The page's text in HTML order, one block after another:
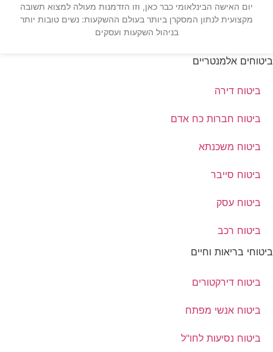
יום האישה הבינלאומי כבר כאן, וזו הזדמנות מעולה למצוא תשובה
מקצועית לנתון המסקרן ביותר בעולם ההשקעות: נשים טובות יותר
בניהול השקעות ועסקים
ביטוחים אלמנטריים
ביטוח דירה
ביטוח חברות כח אדם
ביטוח משכנתא
ביטוח סייבר
ביטוח עסק
ביטוח רכב
ביטוחי בריאות וחיים
ביטוח דירקטורים
ביטוח אנשי מפתח
ביטוח נסיעות לחו"ל